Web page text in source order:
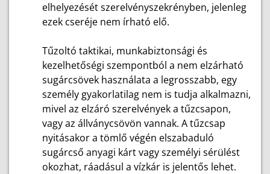
elhelyezését szerelvényszekrényben, jelenleg
ezek cseréje nem írható elő.
Tűzoltó taktikai, munkabiztonsági és
kezelhetőségi szempontból a nem elzárható
sugárcsövek használata a legrosszabb, egy
személy gyakorlatilag nem is tudja alkalmazni,
mivel az elzáró szerelvények a tűzcsapon,
vagy az állványcsövön vannak. A tűzcsap
nyitásakor a tömlő végén elszabaduló
sugárcső anyagi kárt vagy személyi sérülést
okozhat, ráadásul a vízkár is jelentős lehet.